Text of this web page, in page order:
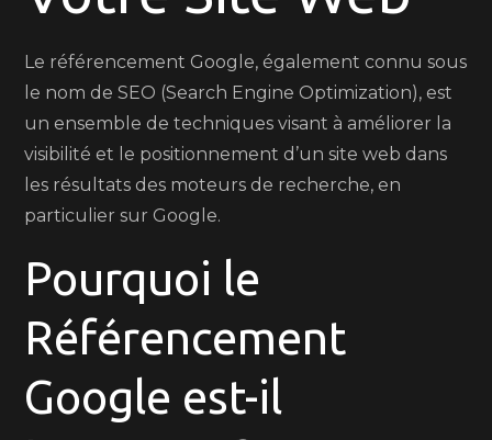
Le référencement Google, également connu sous
le nom de SEO (Search Engine Optimization), est
un ensemble de techniques visant à améliorer la
visibilité et le positionnement d’un site web dans
les résultats des moteurs de recherche, en
particulier sur Google.
Pourquoi le
Référencement
Google est-il